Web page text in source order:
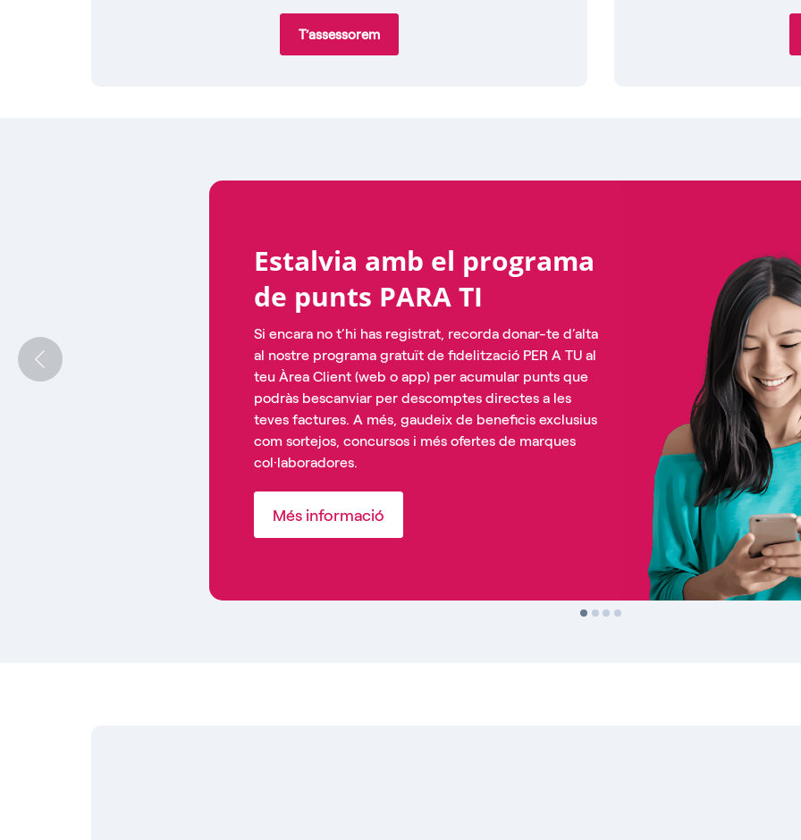
T’assessorem
Estalvia amb el programa
de punts PARA TI
Si encara no t’hi has registrat, recorda donar-te d’alta
al nostre programa gratuït de fidelització PER A TU al
teu Àrea Client (web o app) per acumular punts que
podràs bescanviar per descomptes directes a les
teves factures. A més, gaudeix de beneficis exclusius
com sortejos, concursos i més ofertes de marques
col·laboradores.
Més informació